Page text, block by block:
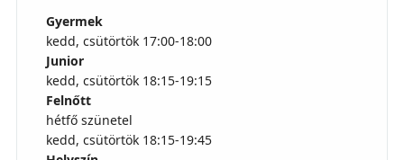
Gyermek
kedd, csütörtök 17:00-18:00
Junior
kedd, csütörtök 18:15-19:15
Felnőtt
hétfő szünetel
kedd, csütörtök 18:15-19:45